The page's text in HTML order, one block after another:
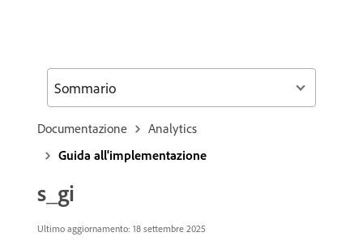
Documentazione
Analytics
Guida all'implementazione
s_gi
Ultimo aggiornamento: 18 settembre 2025
Sommario